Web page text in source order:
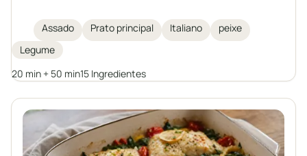
recipiente. Uma refeição perfeita para os dias de
outono e inverno, inspirada na culinária italiana.
Uma caçarola que não exige acompanhamentos
separados, repleta de legumes e ervas aromáticas.
Assado Prato principal Italiano
peixe
Legume
20 min + 50 min15 Ingredientes